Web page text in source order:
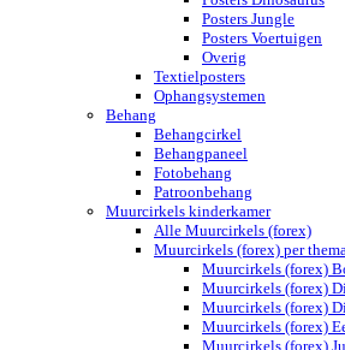
Posters Jungle
Posters Voertuigen
Overig
Textielposters
Ophangsystemen
Behang
Behangcirkel
Behangpaneel
Fotobehang
Patroonbehang
Muurcirkels kinderkamer
Alle Muurcirkels (forex)
Muurcirkels (forex) per thema
Muurcirkels (forex)
Muurcirkels (forex)
Muurcirkels (forex)
Muurcirkels (forex)
Muurcirkels (forex)